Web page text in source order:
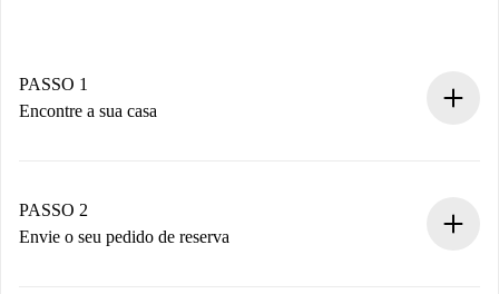
PASSO 1
Encontre a sua casa
Você tem todas as informações necessárias
antecipadamente.
PASSO 2
Envie o seu pedido de reserva